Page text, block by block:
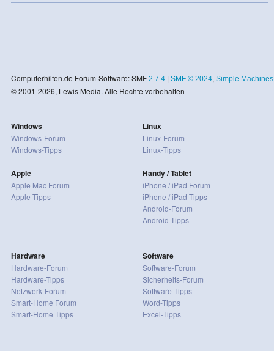
Computerhilfen.de Forum-Software: SMF 2.7.4| SMF © 2024, Simple Machines
© 2001-2026, Lewis Media. Alle Rechte vorbehalten
Windows
Windows-Forum
Windows-Tipps
Apple
Apple Mac Forum
Apple Tipps
Linux
Linux-Forum
Linux-Tipps
Handy / Tablet
iPhone / iPad Forum
iPhone / iPad Tipps
Android-Forum
Android-Tipps
Hardware
Hardware-Forum
Hardware-Tipps
Netzwerk-Forum
Smart-Home Forum
Smart-Home Tipps
Software
Software-Forum
Sicherheits-Forum
Software-Tipps
Word-Tipps
Excel-Tipps